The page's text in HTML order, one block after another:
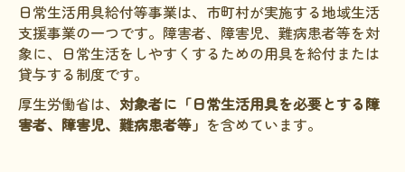
日常生活用具給付等事業は、市町村が実施する地域生活
支援事業の一つです。障害者、障害児、難病患者等を対
象に、日常生活をしやすくするための用具を給付または
貸与する制度です。
厚生労働省は、 対象者に「日常生活用具を必要とする障
害者、障害児、難病患者等」 を含めています。